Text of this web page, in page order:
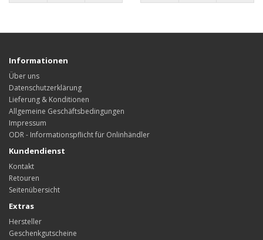
Informationen
Über uns
Datenschutzerklärung
Lieferung & Konditionen
Allgemeine Geschäftsbedingungen
Impressum
ODR - Informationspflicht für Onlinhändler
Kundendienst
Kontakt
Retouren
Seitenübersicht
Extras
Hersteller
Geschenkgutscheine